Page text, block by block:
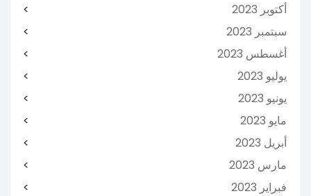
أكتوبر 2023
سبتمبر 2023
أغسطس 2023
يوليو 2023
يونيو 2023
مايو 2023
أبريل 2023
مارس 2023
فبراير 2023